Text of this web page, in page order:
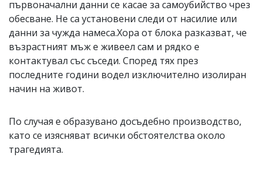
първоначални данни се касае за самоубийство чрез
обесване. Не са установени следи от насилие или
данни за чужда намеса.Хора от блока разказват, че
възрастният мъж е живеел сам и рядко е
контактувал със съседи. Според тях през
последните години водел изключително изолиран
начин на живот.
По случая е образувано досъдебно производство,
като се изясняват всички обстоятелства около
трагедията.